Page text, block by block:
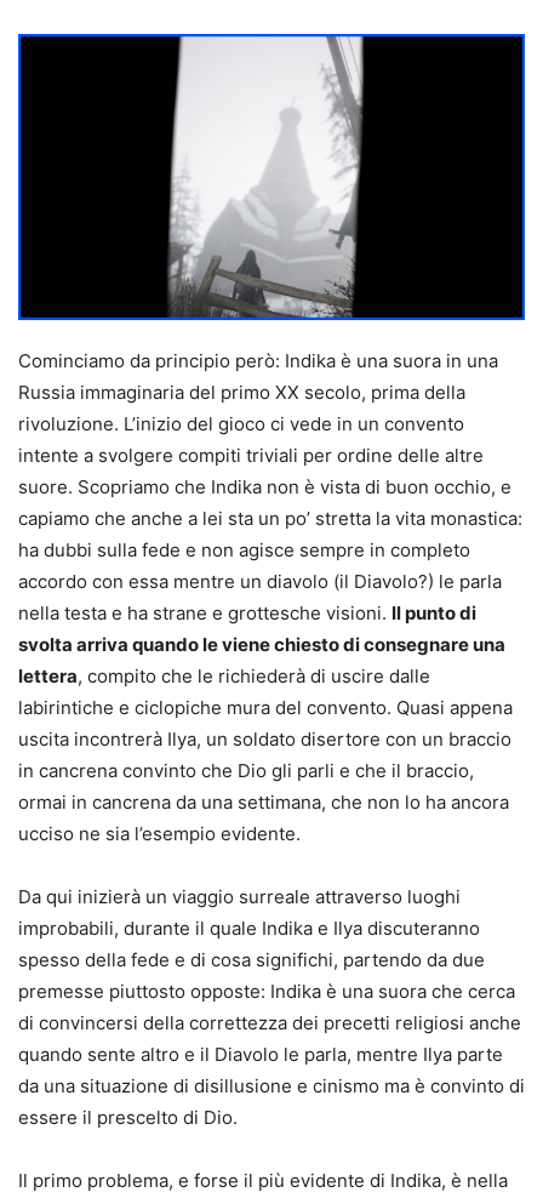
Cominciamo da principio però: Indika è una suora in una
Russia immaginaria del primo XX secolo, prima della
rivoluzione. L’inizio del gioco ci vede in un convento
intente a svolgere compiti triviali per ordine delle altre
suore. Scopriamo che Indika non è vista di buon occhio, e
capiamo che anche a lei sta un po’ stretta la vita monastica:
ha dubbi sulla fede e non agisce sempre in completo
accordo con essa mentre un diavolo (il Diavolo?) le parla
nella testa e ha strane e grottesche visioni. Il punto di
svolta arriva quando le viene chiesto di consegnare una
lettera, compito che le richiederà di uscire dalle
labirintiche e ciclopiche mura del convento. Quasi appena
uscita incontrerà Ilya, un soldato disertore con un braccio
in cancrena convinto che Dio gli parli e che il braccio,
ormai in cancrena da una settimana, che non lo ha ancora
ucciso ne sia l’esempio evidente.
Da qui inizierà un viaggio surreale attraverso luoghi
improbabili, durante il quale Indika e Ilya discuteranno
spesso della fede e di cosa significhi, partendo da due
premesse piuttosto opposte: Indika è una suora che cerca
di convincersi della correttezza dei precetti religiosi anche
quando sente altro e il Diavolo le parla, mentre Ilya parte
da una situazione di disillusione e cinismo ma è convinto di
essere il prescelto di Dio.
Il primo problema, e forse il più evidente di Indika, è nella